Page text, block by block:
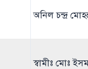
অনিল চন্দ্র
স্বামীঃ মোঃ